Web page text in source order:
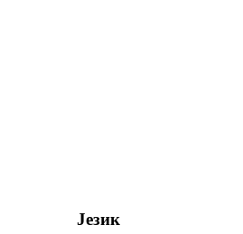
Језик